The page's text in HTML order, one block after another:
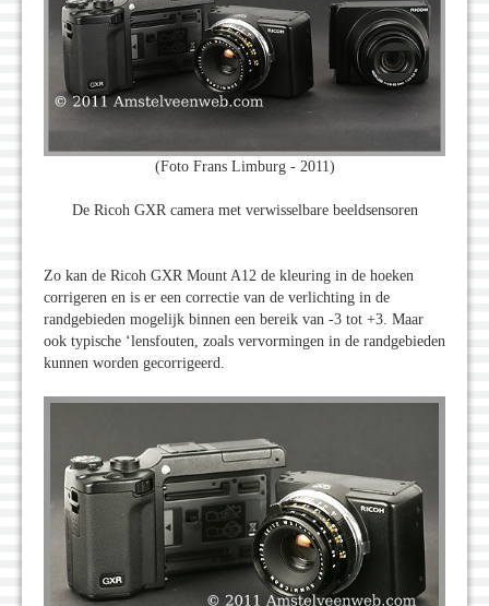
(Foto Frans Limburg - 2011)
De Ricoh GXR camera met verwisselbare beeldsensoren
Zo kan de Ricoh GXR Mount A12 de kleuring in de hoeken
corrigeren en is er een correctie van de verlichting in de
randgebieden mogelijk binnen een bereik van -3 tot +3. Maar
ook typische ‘lensfouten, zoals vervormingen in de randgebieden
kunnen worden gecorrigeerd.